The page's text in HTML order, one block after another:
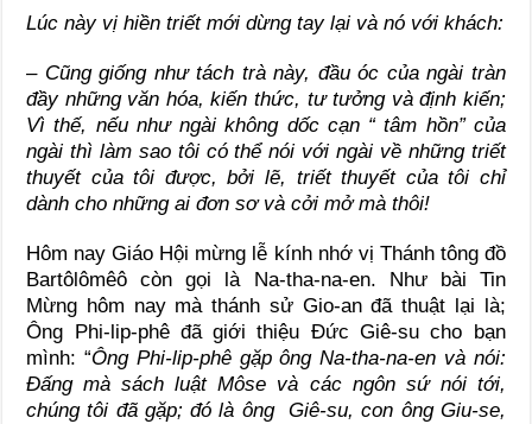
Lúc này vị hiền triết mới dừng tay lại và nó với khách:
– Cũng giống như tách trà này, đầu óc của ngài tràn
đầy những văn hóa, kiến thức, tư tưởng và định kiến;
Vì thế, nếu như ngài không dốc cạn “ tâm hồn” của
ngài thì làm sao tôi có thể nói với ngài về những triết
thuyết của tôi được, bởi lẽ, triết thuyết của tôi chỉ
dành cho những ai đơn sơ và cởi mở mà thôi!
Hôm nay Giáo Hội mừng lễ kính nhớ vị Thánh tông đồ
Bartôlômêô còn gọi là Na-tha-na-en. Như bài Tin
Mừng hôm nay mà thánh sử Gio-an đã thuật lại là;
Ông Phi-lip-phê đã giới thiệu Đức Giê-su cho bạn
mình: “Ông Phi-lip-phê gặp ông Na-tha-na-en và nói:
Đấng mà sách luật Môse và các ngôn sứ nói tới,
chúng tôi đã gặp; đó là ông Giê-su, con ông Giu-se,